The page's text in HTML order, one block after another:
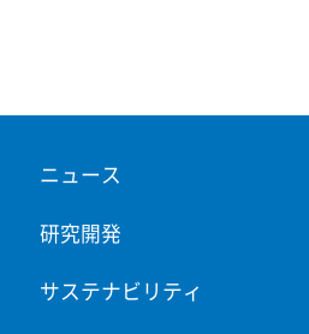
ニュース
研究開発
サステナビリティ